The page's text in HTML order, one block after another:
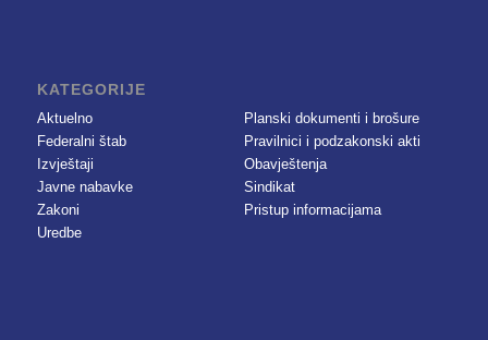
KATEGORIJE
Aktuelno
Federalni štab
Izvještaji
Javne nabavke
Zakoni
Uredbe
Planski dokumenti i brošure
Pravilnici i podzakonski akti
Obavještenja
Sindikat
Pristup informacijama